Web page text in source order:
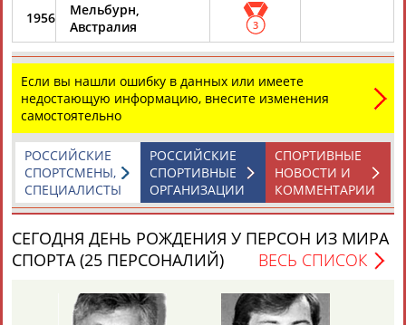
ЦЕЛИ ПРОЕКТА КОНТАКТЫ НАШИ КНОПКИ РЕКЛАМА
Вопросы сотрудничества и совместной деятельностиinform@infosport.ru
© Стадион, 1998-2026
Разработка и поддержка ООО НАИТ «Стадион»
Адресов в новостной рассылке: 996
Подпишись
1956
Мельбурн,
Австралия
3
Если вы нашли ошибку в данных или имеете
недостающую информацию, внесите изменения
самостоятельно
СПОРТИВНЫЕ
НОВОСТИ И
КОММЕНТАРИИ
РОССИЙСКИЕ
СПОРТИВНЫЕ
ОРГАНИЗАЦИИ
РОССИЙСКИЕ
СПОРТСМЕНЫ,
СПЕЦИАЛИСТЫ
СЕГОДНЯ ДЕНЬ РОЖДЕНИЯ У ПЕРСОН ИЗ МИРА
СПОРТА (25 ПЕРСОНАЛИЙ)
ВЕСЬ СПИСОК